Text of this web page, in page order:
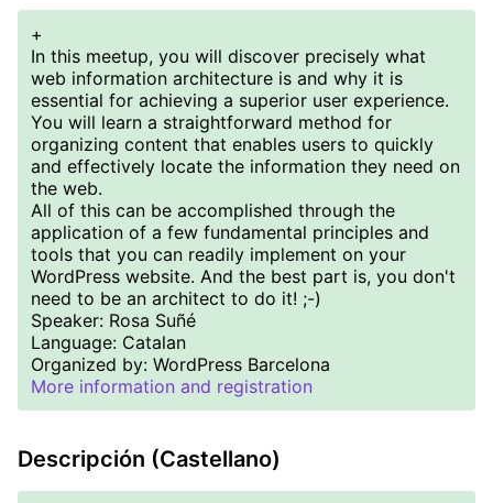
+
In this meetup, you will discover precisely what
web information architecture is and why it is
essential for achieving a superior user experience.
You will learn a straightforward method for
organizing content that enables users to quickly
and effectively locate the information they need on
the web.
All of this can be accomplished through the
application of a few fundamental principles and
tools that you can readily implement on your
WordPress website. And the best part is, you don't
need to be an architect to do it! ;-)
Speaker: Rosa Suñé
Language: Catalan
Organized by: WordPress Barcelona
More information and registration
Descripción (Castellano)